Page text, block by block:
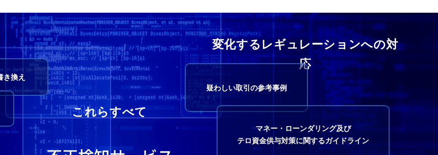
き換え
これらすべて
変化するレギュレーションへの対
応
疑わしい取引の参考事例
マネー・ローンダリング及び
テロ資金供与対策に関するガイドライン